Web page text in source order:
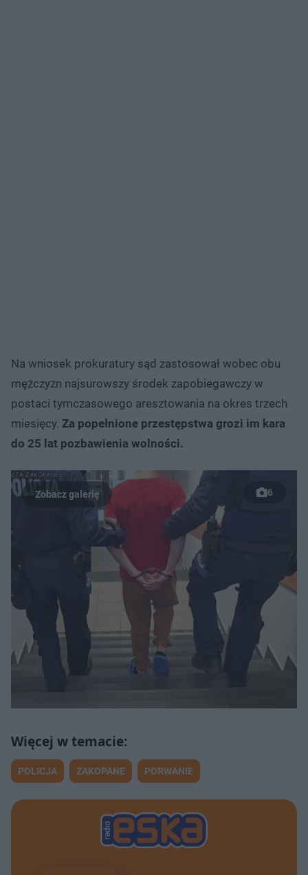
Na wniosek prokuratury sąd zastosował wobec obu
mężczyzn najsurowszy środek zapobiegawczy w
postaci tymczasowego aresztowania na okres trzech
miesięcy. Za popełnione przestępstwa grozi im kara
do 25 lat pozbawienia wolności.
6
POLICJA ZAKOPANE PORWANIE